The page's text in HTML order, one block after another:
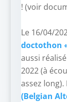
! (voir
Le 16/04/
doctothon
aussi
2022 (à
assez
(Belgian